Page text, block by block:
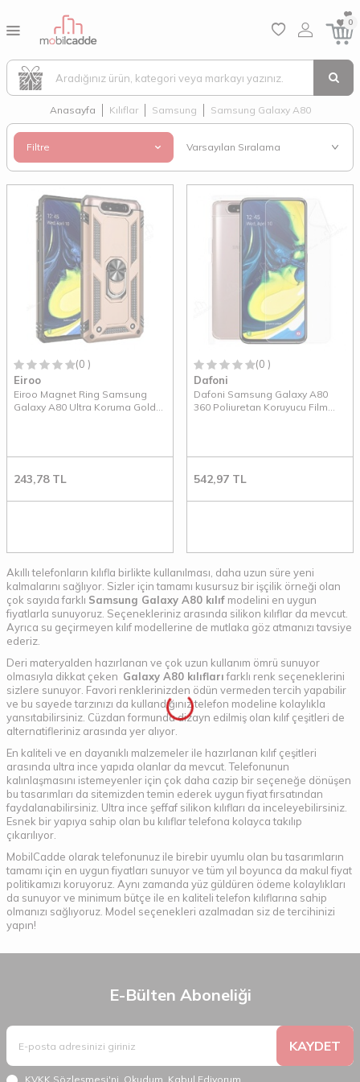
0
Anasayfa Kılıflar Samsung Samsung Galaxy A80
Filtre
(0 )
Eiroo
Eiroo Magnet Ring Samsung
Galaxy A80 Ultra Koruma Gold
243,78TL
(0 )
Dafoni
Dafoni Samsung Galaxy A80
360 Poliuretan Koruyucu Film
542,97 TL
Akıllı telefonların kılıfla birlikte kullanılması, daha uzun süre yeni
kalmalarını sağlıyor. Sizler için tamamı kusursuz bir işçilik örneği olan
çok sayıda farklı Samsung Galaxy A80 kılıf modelini en uygun
fiyatlarla sunuyoruz. Seçenekleriniz arasında silikon kılıflar da mevcut.
Ayrıca su geçirmeyen kılıf modellerine de mutlaka göz atmanızı tavsiye
ederiz.
Deri materyalden hazırlanan ve çok uzun kullanım ömrü sunuyor
olmasıyla dikkat çeken Galaxy A80 kılıflarıfarklı renk seçeneklerini
sizlere sunuyor. Favori renklerinizden ödün vermeden tercih yapabilir
ve bu sayede tarzınızı da kullandığınız telefon modeline kolaylıkla
yansıtabilirsiniz. Cüzdan formunda dizayn edilmiş olan kılıf çeşitleri de
alternatifleriniz arasında yer alıyor.
En kaliteli ve en dayanıklı malzemeler ile hazırlanan kılıf çeşitleri
arasında ultra ince yapıda olanlar da mevcut. Telefonunun
kalınlaşmasını istemeyenler için çok daha cazip bir seçeneğe dönüşen
bu tasarımları da sitemizden temin ederek uygun fiyat fırsatından
faydalanabilirsiniz. Ultra ince şeffaf silikon kılıfları da inceleyebilirsiniz.
Esnek bir yapıya sahip olan bu kılıflar telefona kolayca takılıp
çıkarılıyor.
MobilCadde olarak telefonunuz ile birebir uyumlu olan bu tasarımların
tamamı için en uygun fiyatları sunuyor ve tüm yıl boyunca da makul fiyat
politikamızı koruyoruz. Aynı zamanda yüz güldüren ödeme kolaylıkları
da sunuyor ve minimum bütçe ile en kaliteli telefon kılıflarına sahip
olmanızı sağlıyoruz. Model seçenekleri azalmadan siz de tercihinizi
yapın!
E-Bülten Aboneliği
KAYDET
KVKK Sözleşmesi'ni , Okudum, Kabul Ediyorum.